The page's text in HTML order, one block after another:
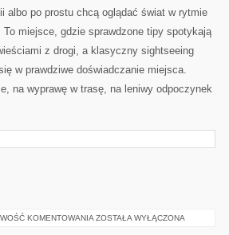
albo po prostu chcą oglądać świat w rytmie
To miejsce, gdzie sprawdzone tipy spotykają
z drogi, a klasyczny sightseeing
w prawdziwe doświadczanie miejsca.
na wyprawę w trasę, na leniwy odpoczynek
KOMENTOWANIA HISTORIA
ZOSTAŁA WYŁĄCZONA